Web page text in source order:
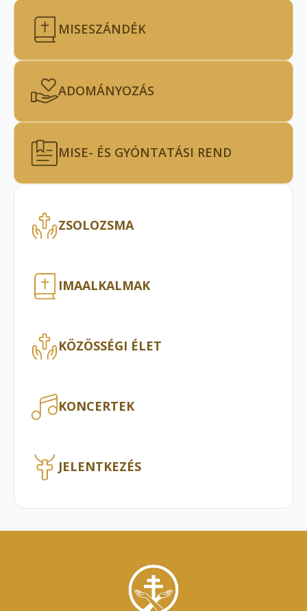
MISESZÁNDÉK
ADOMÁNYOZÁS
MISE- ÉS GYÓNTATÁSI REND
ZSOLOZSMA
IMAALKALMAK
KÖZÖSSÉGI ÉLET
KONCERTEK
JELENTKEZÉS